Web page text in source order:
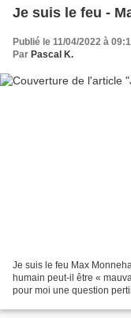
Je suis le feu -
Publié le 11/04/2022 à
Par Pascal K.
Je suis le feu Max
humain peut-il être «
pour moi une question